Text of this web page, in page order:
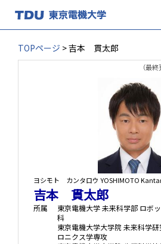
TOPページ > 吉本 貫太郎
（最
ヨシモト カンタロウ YOSHIMOTO
吉本 貫太郎
所属
東京電機大学 未来科学部 ロボ
科
東京電機大学大学院 未来科学
ロニクス学専攻